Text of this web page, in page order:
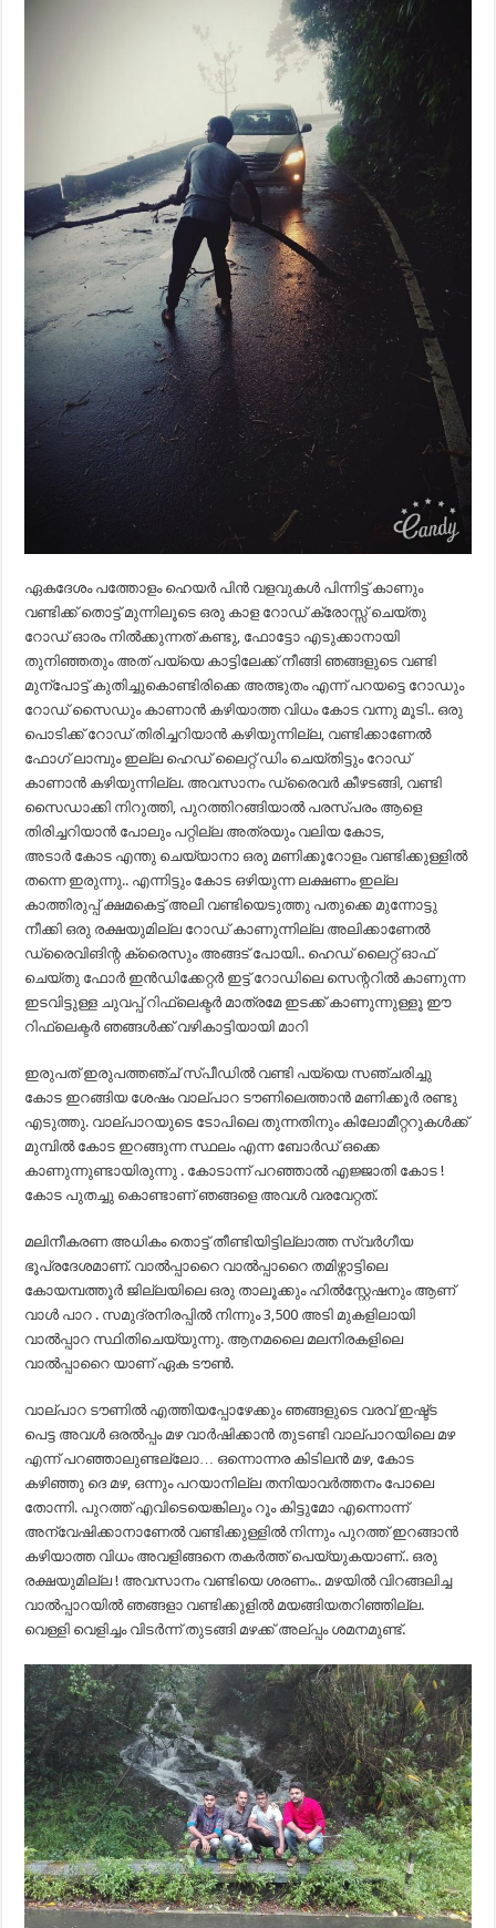
ഏകദേശം പത്തോളം ഹെയർ പിൻ വളവുകൾ പിന്നിട്ട് കാണും
വണ്ടിക്ക് തൊട്ട് മുന്നിലൂടെ ഒരു കാള റോഡ് ക്രോസ്സ് ചെയ്തു
റോഡ് ഓരം നിൽക്കുന്നത് കണ്ടു, ഫോട്ടോ എടുക്കാനായി
തുനിഞ്ഞതും അത് പയ്യെ കാട്ടിലേക്ക് നീങ്ങി ഞങ്ങളുടെ വണ്ടി
മുന്പോട്ട് കുതിച്ചുകൊണ്ടിരിക്കെ അത്ഭുതം എന്ന് പറയട്ടെ റോഡും
റോഡ് സൈഡും കാണാൻ കഴിയാത്ത വിധം കോട വന്നു മൂടി.. ഒരു
പൊടിക്ക് റോഡ് തിരിച്ചറിയാൻ കഴിയുന്നില്ല, വണ്ടിക്കാണേൽ
ഫോഗ് ലാമ്പും ഇല്ല ഹെഡ് ലൈറ്റ് ഡിം ചെയ്തിട്ടും റോഡ്
കാണാൻ കഴിയുന്നില്ല. അവസാനം ഡ്രൈവർ കീഴടങ്ങി, വണ്ടി
സൈഡാക്കി നിറുത്തി, പുറത്തിറങ്ങിയാൽ പരസ്പരം ആളെ
തിരിച്ചറിയാൻ പോലും പറ്റില്ല അത്രയും വലിയ കോട,
അടാർ കോട എന്തു ചെയ്യാനാ ഒരു മണിക്കൂറോളം വണ്ടിക്കുള്ളിൽ
തന്നെ ഇരുന്നു.. എന്നിട്ടും കോട ഒഴിയുന്ന ലക്ഷണം ഇല്ല
കാത്തിരുപ്പ് ക്ഷമകെട്ട് അലി വണ്ടിയെടുത്തു പതുക്കെ മുന്നോട്ടു
നീക്കി ഒരു രക്ഷയുമില്ല റോഡ് കാണുന്നില്ല അലിക്കാണേൽ
ഡ്രൈവിങിന്റ ക്രൈസും അങ്ങട് പോയി.. ഹെഡ് ലൈറ്റ് ഓഫ്‌
ചെയ്തു ഫോർ ഇൻഡിക്കേറ്റർ ഇട്ട് റോഡിലെ സെന്ററിൽ കാണുന്ന
ഇടവിട്ടുള്ള ചുവപ്പ് റിഫ്ലെക്ടർ മാത്രമേ ഇടക്ക് കാണുന്നുള്ളൂ ഈ
റിഫ്ലെക്ടർ ഞങ്ങൾക്ക് വഴികാട്ടിയായി മാറി
ഇരുപത് ഇരുപത്തഞ്ച് സ്പീഡിൽ വണ്ടി പയ്യെ സഞ്ചരിച്ചു
കോട ഇറങ്ങിയ ശേഷം വാല്പാറ ടൗണിലെത്താൻ മണിക്കൂർ രണ്ടു
എടുത്തു. വാല്പാറയുടെ ടോപിലെ തുന്നതിനും കിലോമീറ്ററുകൾക്ക്
മുമ്പിൽ കോട ഇറങ്ങുന്ന സ്ഥലം എന്ന ബോർഡ് ഒക്കെ
കാണുന്നുണ്ടായിരുന്നു . കോടാന്ന് പറഞ്ഞാൽ എജ്ജാതി കോട !
കോട പുതച്ചു കൊണ്ടാണ് ഞങ്ങളെ അവൾ വരവേറ്റത്.
മലിനീകരണ അധികം തൊട്ട് തീണ്ടിയിട്ടില്ലാത്ത സ്വർഗീയ
ഭൂപ്രദേശമാണ്. വാൽപ്പാറൈ വാൽപ്പാറൈ തമിഴ്നാട്ടിലെ
കോയമ്പത്തൂർ ജില്ലയിലെ ഒരു താലൂക്കും ഹിൽസ്റ്റേഷനും ആണ്
വാൾ പാറ . സമുദ്രനിരപ്പിൽ നിന്നും 3,500 അടി മുകളിലായി
വാൽപ്പാറ സ്ഥിതിചെയ്യുന്നു. ആനമലൈ മലനിരകളിലെ
വാൽപ്പാറൈ യാണ് ഏക ടൗൺ.
വാല്പാറ ടൗണിൽ എത്തിയപ്പോഴേക്കും ഞങ്ങളുടെ വരവ് ഇഷ്ട്ട
പെട്ട അവൾ ഒരൽപ്പം മഴ വാർഷിക്കാൻ തുടണ്ടി വാല്പാറയിലെ മഴ
എന്ന് പറഞ്ഞാലുണ്ടല്ലോ… ഒന്നൊന്നര കിടിലൻ മഴ, കോട
കഴിഞ്ഞു ദെ മഴ, ഒന്നും പറയാനില്ല തനിയാവർത്തനം പോലെ
തോന്നി. പുറത്ത് എവിടെയെങ്കിലും റൂം കിട്ടുമോ എന്നൊന്ന്
അന്വേഷിക്കാനാണേൽ വണ്ടിക്കുള്ളിൽ നിന്നും പുറത്ത് ഇറങ്ങാൻ
കഴിയാത്ത വിധം അവളിങ്ങനെ തകർത്ത് പെയ്യുകയാണ്.. ഒരു
രക്ഷയുമില്ല ! അവസാനം വണ്ടിയെ ശരണം.. മഴയിൽ വിറങ്ങലിച്ച
വാൽപ്പാറയിൽ ഞങ്ങളാ വണ്ടിക്കുളിൽ മയങ്ങിയതറിഞ്ഞില്ല.
വെള്ളി വെളിച്ചം വിടർന്ന് തുടങ്ങി മഴക്ക് അല്പ്പം ശമനമുണ്ട്.